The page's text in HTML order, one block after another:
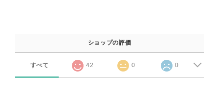
ショップの評価
すべて 42 0 0